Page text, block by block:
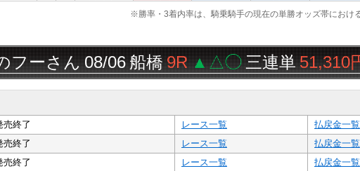
※勝率・3着内率は、騎乗騎手の現在の単勝オッズ帯におけ
ん08/06 船橋9R▲△◯三連単51,310円
売終了 レース一覧
払戻金一覧
売終了 レース一覧
払戻金一覧
売終了 レース一覧 払戻金一覧